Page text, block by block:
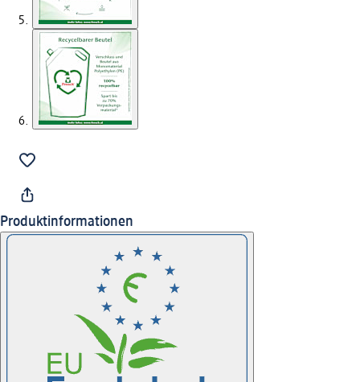
Produktinformationen